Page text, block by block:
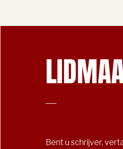
Bent u schrijver,